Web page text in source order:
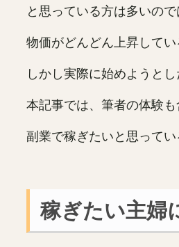
と思っている方は多いので
物価がどんどん上昇して
しかし実際に始めようと
本記事では、筆者の体験
副業で稼ぎたいと思って
稼ぎたい主婦